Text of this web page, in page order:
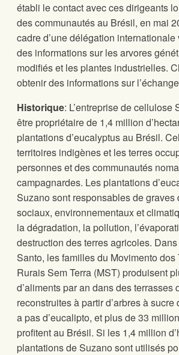
établi le contact avec ces dirigeants
des communautés au Brésil, en mai
cadre d’une délégation
des informations sur les arvores
modifiés et les plantes industrielles.
obtenir des informations sur
Historique: L’entreprise de cellulose
être propriétaire de 1,4 million
plantations d’eucalyptus au Brésil.
territoires indigènes et les terres
personnes et des communautés
campagnardes. Les plantations
Suzano sont responsables de graves
sociaux, environnementaux et
la dégradation, la pollution,
destruction des terres agricoles. Dans
Santo, les familles du Movimento
Rurais Sem Terra (MST) produisent
d’aliments par an dans des terrasses
reconstruites à partir d’arbres à sucre
a pas d’eucalipto, et plus de 33
profitent au Brésil. Si les 1,4 million
plantations de Suzano sont utilisés